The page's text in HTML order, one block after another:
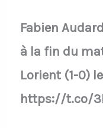
Fabien
à la fin du
Lorient (1-0)
https://t.co/